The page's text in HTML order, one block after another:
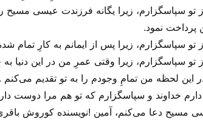
تو سپاسگزارم، زیرا یگانه فرزندت عیسی
پرداخت نمود.
تو سپاسگزارم، زیرا پس از ایمانم به کارِ
تو سپاسگزارم، زیرا وقتی عمرِ من در این دنیا
این لحظه من تمامِ وجودم را به تو تقدیم
خداوند و سپاسگزارم که تو هم مرا
مسیح دعا می‌‌کنم، آمین !نویسنده کوروش